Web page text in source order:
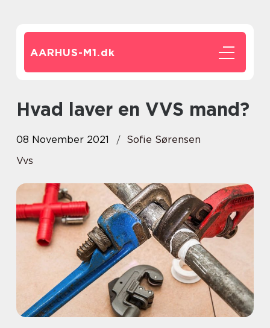
AARHUS-M1.dk
Hvad laver en VVS mand?
08 November 2021
Sofie Sørensen
Vvs